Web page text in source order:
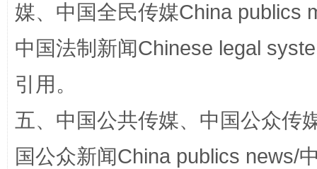
媒、中国全民传媒China publics
中国法制新闻Chinese legal
引用。
五、中国公共传媒、中国公众传
国公众新闻China publics news/